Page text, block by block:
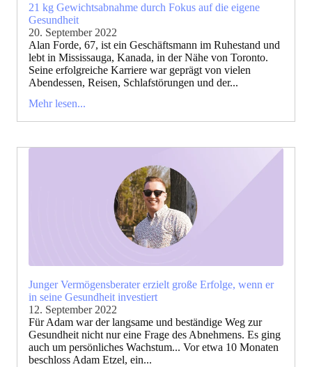
21 kg Gewichtsabnahme durch Fokus auf die eigene
Gesundheit
20. September 2022
Alan Forde, 67, ist ein Geschäftsmann im Ruhestand und
lebt in Mississauga, Kanada, in der Nähe von Toronto.
Seine erfolgreiche Karriere war geprägt von vielen
Abendessen, Reisen, Schlafstörungen und der...
Mehr lesen...
Junger Vermögensberater erzielt große Erfolge, wenn er
in seine Gesundheit investiert
12. September 2022
Für Adam war der langsame und beständige Weg zur
Gesundheit nicht nur eine Frage des Abnehmens. Es ging
auch um persönliches Wachstum... Vor etwa 10 Monaten
beschloss Adam Etzel, ein...